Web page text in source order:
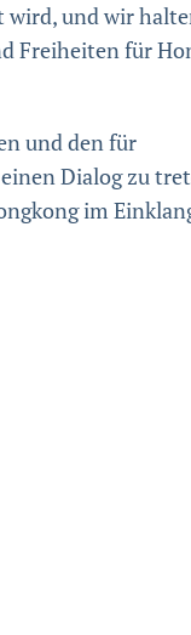
wird, und wir
Freiheiten für
und den für
Dialog zu
im